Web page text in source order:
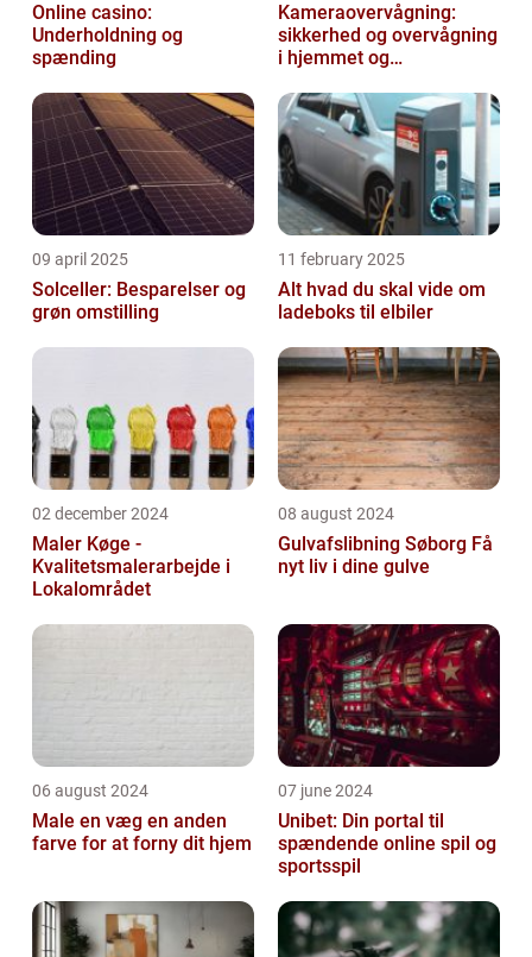
Online casino:
Underholdning og
spænding
Kameraovervågning:
sikkerhed og overvågning
i hjemmet og
09 april 2025
Solceller: Besparelser og
grøn omstilling
11 february 2025
Alt hvad du skal vide om
ladeboks til elbiler
02 december 2024
Maler Køge -
Kvalitetsmalerarbejde i
Lokalområdet
08 august 2024
Gulvafslibning Søborg Få
nyt liv i dine gulve
06 august 2024
Male en væg en anden
farve for at forny dit hjem
07 june 2024
Unibet: Din portal til
spændende online spil og
sportsspil